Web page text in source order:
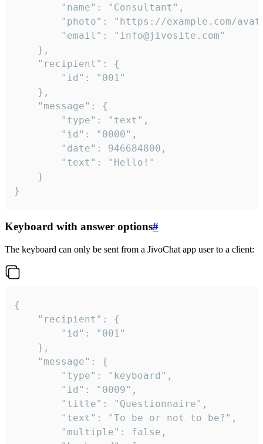
}
Keyboard with answer options#
The keyboard can only be sent from a JivoChat app user to a client:
{